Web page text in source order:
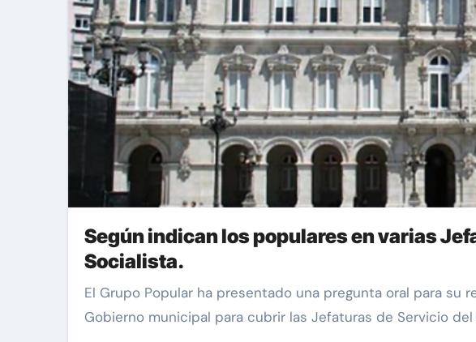
Según indican los populares en varias
Socialista.
El Grupo Popular ha presentado una pregunta oral para su respuesta en el Pleno del 8 de abril, con el fin de conocer qué criterios sigue el
Gobierno municipal para cubrir las Jefaturas de Servicio